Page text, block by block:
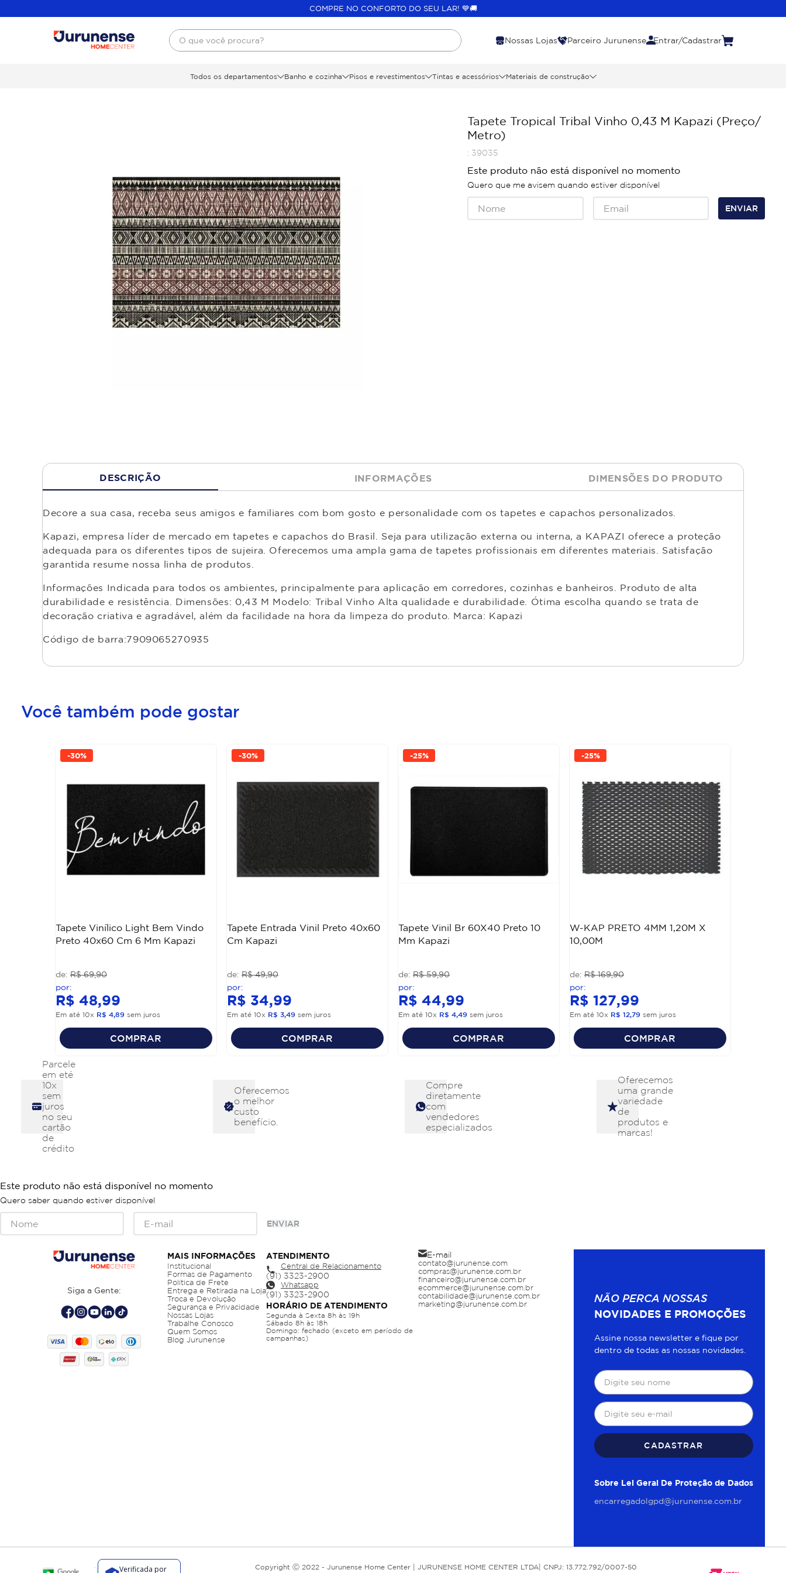
COMPRE NO CONFORTO DO SEU LAR! 💙🚚
O que você procura?
Nossas Lojas Parceiro Jurunense Entrar/Cadastrar
Todos os departamentos Banho e cozinha Pisos e revestimentos Tintas e acessórios Materiais de construção
Tapete Tropical Tribal Vinho 0,43 M Kapazi (Preço/
Metro)
: 39035
Este produto não está disponível no momento
Quero que me avisem quando estiver disponível
ENVIAR
DESCRIÇÃO INFORMAÇÕES DIMENSÕES DO PRODUTO
Decore a sua casa, receba seus amigos e familiares com bom gosto e personalidade com os tapetes e capachos personalizados.
Kapazi, empresa líder de mercado em tapetes e capachos do Brasil. Seja para utilização externa ou interna, a KAPAZI oferece a proteção
adequada para os diferentes tipos de sujeira. Oferecemos uma ampla gama de tapetes profissionais em diferentes materiais. Satisfação
garantida resume nossa linha de produtos.
Informações Indicada para todos os ambientes, principalmente para aplicação em corredores, cozinhas e banheiros. Produto de alta
durabilidade e resistência. Dimensões: 0,43 M Modelo: Tribal Vinho Alta qualidade e durabilidade. Ótima escolha quando se trata de
decoração criativa e agradável, além da facilidade na hora da limpeza do produto. Marca: Kapazi
Código de barra:7909065270935
Você também pode gostar
-30%
Tapete Vinílico Light Bem Vindo
Preto 40x60 Cm 6 Mm Kapazi
R$ 69,90
R$ 48,99
Em até10x R$ 4,89 sem juros
COMPRAR
-30%
Tapete Entrada Vinil Preto 40x60
Cm Kapazi
R$ 49,90
R$ 34,99
Em até10x R$ 3,49 sem juros
COMPRAR
-25%
Tapete Vinil Br 60X40 Preto 10
Mm Kapazi
R$ 59,90
R$ 44,99
Em até10x R$ 4,49 sem juros
COMPRAR
-25%
W-KAP PRETO 4MM 1,20M X
10,00M
R$ 169,90
R$ 127,99
Em até10x R$ 12,79 sem juros
COMPRAR
Parcele
em eté
10x
sem
juros
no seu
cartão
de
crédito
Oferecemos
o melhor
custo
benefício.
Compre
diretamente
com
vendedores
especializados
Oferecemos
uma grande
variedade
de
produtos e
marcas!
Este produto não está disponível no momento
Quero saber quando estiver disponível
ENVIAR
Siga a Gente:
MAIS INFORMAÇÕES
Institucional
Formas de Pagamento
Política de Frete
Entrega e Retirada na Loja
Troca e Devolução
Segurança e Privacidade
Nossas Lojas
Trabalhe Conosco
Quem Somos
Blog Jurunense
ATENDIMENTO
Central de Relacionamento
Whatsapp
HORÁRIO DE ATENDIMENTO
Segunda à Sexta 8h às 19h
Sábado 8h às 18h
Domingo: fechado (exceto em período de
campanhas)
E-mail
contato@jurunense.com
compras@jurunense.com.br
financeiro@jurunense.com.br
ecommerce@jurunense.com.br
contabilidade@jurunense.com.br
marketing@jurunense.com.br
NÃO PERCA NOSSAS
NOVIDADES E PROMOÇÕES
Assine nossa newsletter e fique por
dentro de todas as nossas novidades.
CADASTRAR
Sobre Lei Geral De Proteção de Dados
encarregadolgpd@jurunense.com.br
Copyright Ⓒ 2022 - Jurunense Home Center | JURUNENSE HOME CENTER LTDA| CNPJ: 13.772.792/0007-50